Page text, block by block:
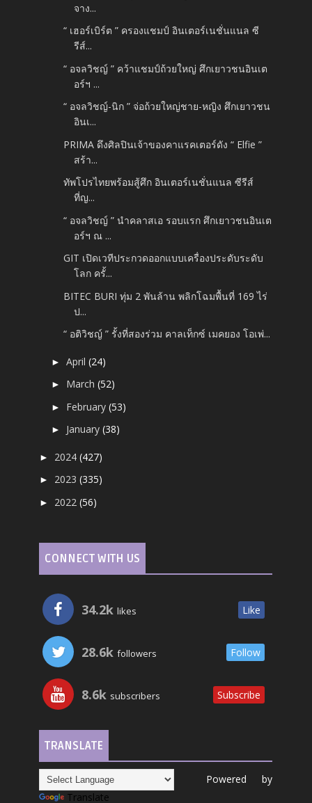
จาง...
“ เฮอร์เบิร์ต ” ครองแชมป์ อินเตอร์เนชั่นแนล ซี
รีส์...
“ อจลวิชญ์ ” คว้าแชมป์ถ้วยใหญ่ ศึกเยาวชนอินเต
อร์ฯ ...
“ อจลวิชญ์-นิก ” จ่อถ้วยใหญ่ชาย-หญิง ศึกเยาวชน
อินเ...
PRIMA ดึงศิลปินเจ้าของคาแรคเตอร์ดัง “ Elfie ”
สร้า...
ทัพโปรไทยพร้อมสู้ศึก อินเตอร์เนชั่นแนล ซีรีส์
ที่ญ...
“ อจลวิชญ์ ” นำคลาสเอ รอบแรก ศึกเยาวชนอินเต
อร์ฯ ณ ...
GIT เปิดเวทีประกวดออกแบบเครื่องประดับระดับ
โลก ครั้...
BITEC BURI ทุ่ม 2 พันล้าน พลิกโฉมพื้นที่ 169 ไร่
ป...
“ อติวิชญ์ ” รั้งที่สองร่วม คาลเท็กซ์ เมคยอง โอเพ่...
►April(24)
► March(52)
► February(53)
► January(38)
► 2024(427)
► 2023(335)
► 2022(56)
CONNECT WITH US
34.2k likes Like
28.6k followers Follow
8.6k subscribers Subscribe
TRANSLATE
Powered by
Translate